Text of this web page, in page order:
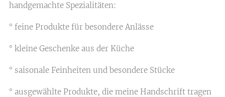
handgemachte Spezialitäten:
° feine Produkte für besondere Anlässe
° kleine Geschenke aus der Küche
° saisonale Feinheiten und besondere Stücke
° ausgewählte Produkte, die meine Handschrift tragen